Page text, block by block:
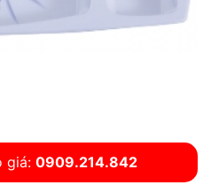
giá: 0909.214.842